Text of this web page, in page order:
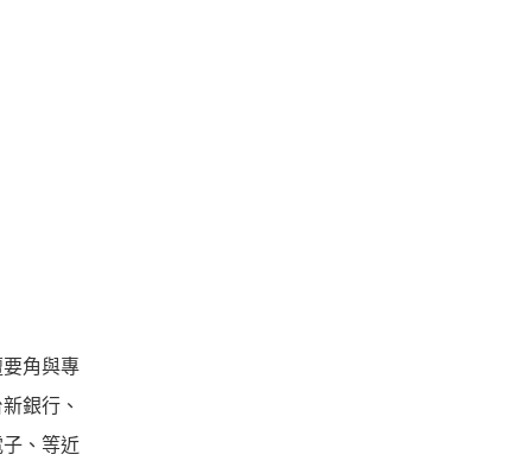
角與專
銀行、
、等近